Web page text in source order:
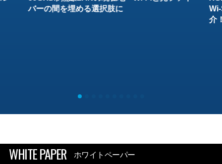
バーの間を埋める選択肢に
介
WHITE PAPER ホワイトペーパー